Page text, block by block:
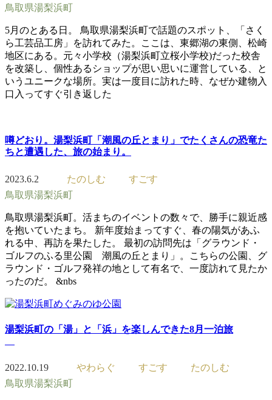
鳥取県湯梨浜町
5月のとある日。 鳥取県湯梨浜町で話題のスポット、「さく
ら工芸品工房」を訪れてみた。ここは、東郷湖の東側、松崎
地区にある。元々小学校（湯梨浜町立桜小学校)だった校舎
を改築し、個性あるショップが思い思いに運営している、と
いうユニークな場所。実は一度目に訪れた時、なぜか建物入
口入ってすぐ引き返した
噂どおり。湯梨浜町「潮風の丘とまり」でたくさんの恐竜た
ちと遭遇した、旅の始まり。
2023.6.2 たのしむ
すごす
鳥取県湯梨浜町
鳥取県湯梨浜町。活まちのイベントの数々で、勝手に親近感
を抱いていたまち。 新年度始まってすぐ、春の陽気があふ
れる中、再訪を果たした。 最初の訪問先は「グラウンド・
ゴルフのふる里公園 潮風の丘とまり」。こちらの公園、グ
ラウンド・ゴルフ発祥の地として有名で、一度訪れて見たか
ったのだ。 &nbs
湯梨浜町の「湯」と「浜」を楽しんできた8月一泊旅
2022.10.19 やわらぐ すごす
たのしむ
鳥取県湯梨浜町